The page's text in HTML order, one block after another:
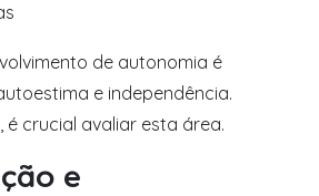
de autonomia é
e independência.
é crucial avaliar esta área.
e